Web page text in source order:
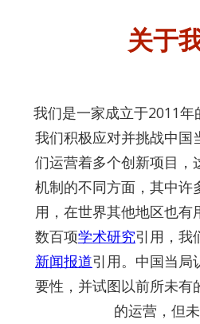
关于
我们是一家成立于2011年
我们积极应对并挑战中国
们运营着多个创新项目，
机制的不同方面，其中许
用，在世界其他地区也有
数百项学术研究引用，我
新闻报道引用。中国当局
要性，并试图以前所未有
的运营，但未